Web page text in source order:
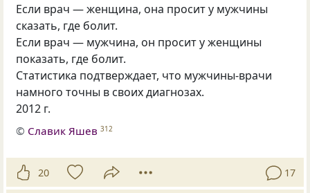
Если врач — женщина, она просит у мужчины
сказать, где болит.
Если врач — мужчина, он просит у женщины
показать, где болит.
Статистика подтверждает, что мужчины-врачи
намного точны в своих диагнозах.
2012 г.
© Славик Яшев 312
20 17